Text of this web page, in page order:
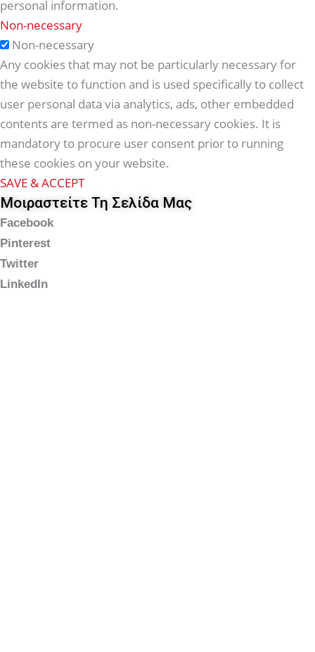
personal information.
Non-necessary
Non-necessary
Any cookies that may not be particularly necessary for
the website to function and is used specifically to collect
user personal data via analytics, ads, other embedded
contents are termed as non-necessary cookies. It is
mandatory to procure user consent prior to running
these cookies on your website.
SAVE & ACCEPT
Μοιραστείτε Τη Σελίδα Μας
Facebook
Pinterest
Twitter
LinkedIn